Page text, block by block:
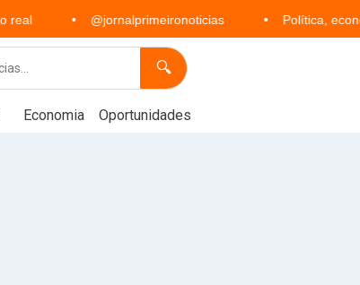
@jornalprimeironoticias Política, economia,
🔍
Economia Oportunidades